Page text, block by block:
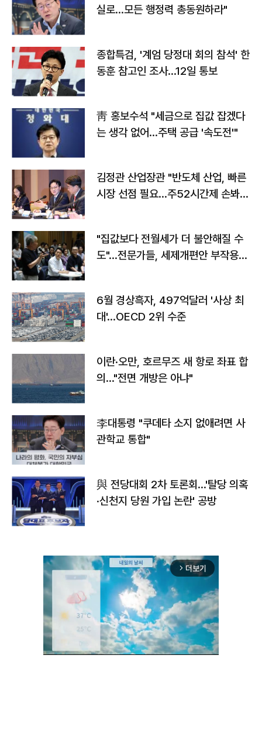
실로…모든 행정력 총동원하라"
종합특검, '계엄 당정대 회의 참석' 한
동훈 참고인 조사...12일 통보
靑 홍보수석 "세금으로 집값 잡겠다
는 생각 없어…주택 공급 '속도전'"
김정관 산업장관 "반도체 산업, 빠른
시장 선점 필요…주52시간제 손봐
"집값보다 전월세가 더 불안해질 수
도"…전문가들, 세제개편안 부작용
6월 경상흑자, 497억달러 '사상 최
대'…OECD 2위 수준
이란·오만, 호르무즈 새 항로 좌표 합
의…"전면 개방은 아냐"
李대통령 "쿠데타 소지 없애려면 사
관학교 통합"
與 전당대회 2차 토론회…'탈당 의혹
·신천지 당원 가입 논란' 공방
arrow_forward_ios 더보기